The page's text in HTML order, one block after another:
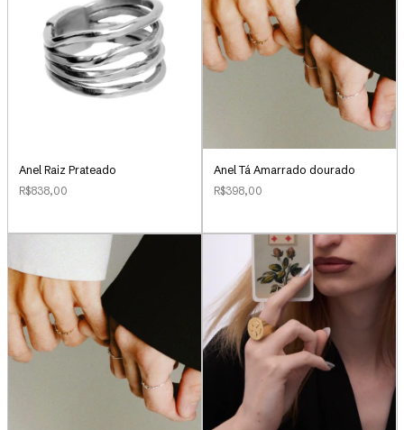
Anel Raiz Prateado
R$838,00
Anel Tá Amarrado dourado
R$398,00